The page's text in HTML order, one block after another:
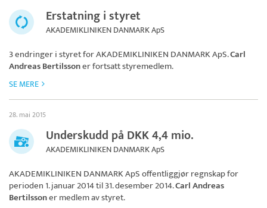
Erstatning i styret
AKADEMIKLINIKEN DANMARK ApS
3 endringer i styret forAKADEMIKLINIKEN DANMARK ApS.Carl
Andreas Bertilssoner fortsatt styremedlem.
SE MERE
28. mai 2015
Underskudd på DKK 4,4 mio.
AKADEMIKLINIKEN DANMARK ApS
AKADEMIKLINIKEN DANMARK ApSoffentliggjør regnskap for
perioden 1. januar 2014 til 31. desember 2014.Carl Andreas
Bertilssoner medlem av styret.